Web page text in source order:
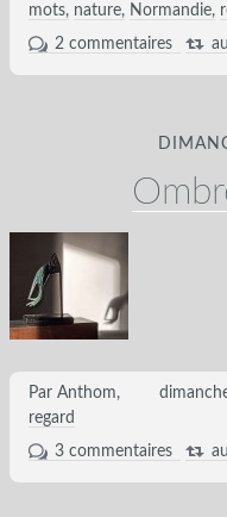
mots nature Normandie
2 commentaires
Par Anthom,
regard
3 commentaires